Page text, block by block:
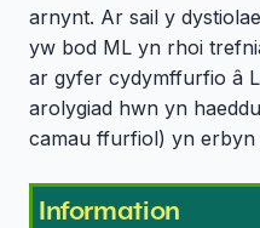
arnynt. Ar sail y
yw bod ML yn rhoi
ar gyfer cydymffurfio â
arolygiad hwn yn
camau ffurfiol) yn erbyn
Information